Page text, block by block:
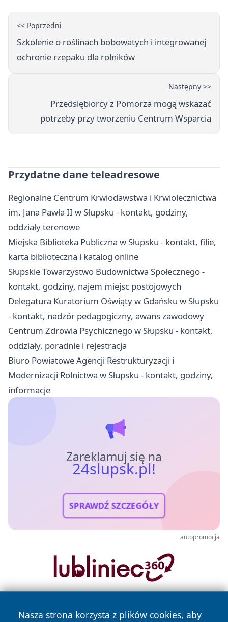
<< Poprzedni
Szkolenie o roślinach bobowatych i integrowanej
ochronie rzepaku dla rolników
Następny >>
Przedsiębiorcy z Pomorza mogą wskazać
potrzeby przy tworzeniu Centrum Wsparcia
Przydatne dane teleadresowe
Regionalne Centrum Krwiodawstwa i Krwiolecznictwa
im. Jana Pawła II w Słupsku - kontakt, godziny,
oddziały terenowe
Miejska Biblioteka Publiczna w Słupsku - kontakt, filie,
karta biblioteczna i katalog online
Słupskie Towarzystwo Budownictwa Społecznego -
kontakt, godziny, najem miejsc postojowych
Delegatura Kuratorium Oświąty w Gdańsku w Słupsku
- kontakt, nadzór pedagogiczny, awans zawodowy
Centrum Zdrowia Psychicznego w Słupsku - kontakt,
oddziały, poradnie i rejestracja
Biuro Powiatowe Agencji Restrukturyzacji i
Modernizacji Rolnictwa w Słupsku - kontakt, godziny,
informacje
Zareklamuj się na
24slupsk.pl!
SPRAWDŹ SZCZEGÓŁY
autopromocja
Nasza strona korzysta z plików cookies, aby